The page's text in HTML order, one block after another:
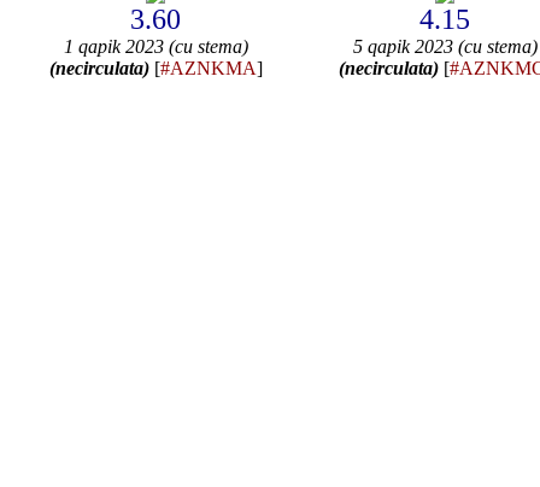
3.60
1 qapik 2023 (cu stema)
(necirculata)[#AZNKMA]
4.15
5 qapik 2023 (cu stema)
(necirculata) [